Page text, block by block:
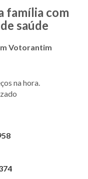
família com
saúde
Votorantim
na hora.